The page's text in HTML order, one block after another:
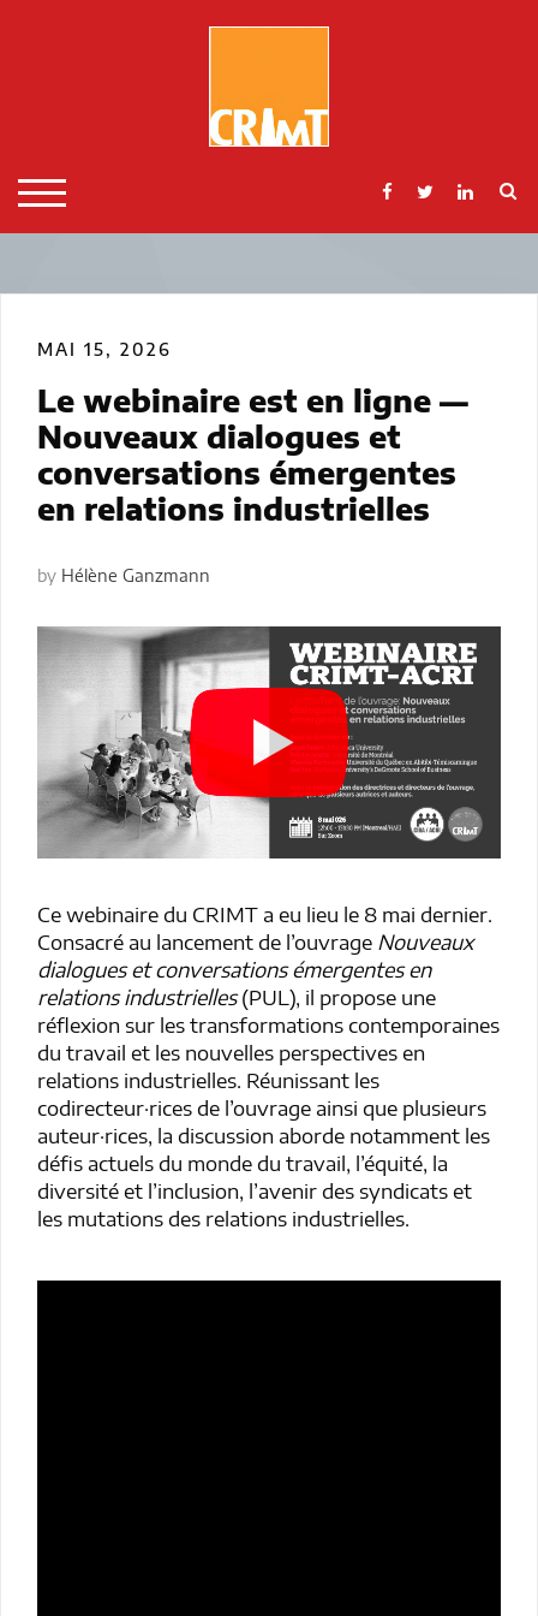
TOGGLE MOBILE MENU
MAI 15, 2026
Le webinaire est en ligne —
Nouveaux dialogues et
conversations émergentes
en relations industrielles
by Hélène Ganzmann
Ce webinaire du CRIMT a eu lieu le 8 mai dernier.
Consacré au lancement de l’ouvrage Nouveaux
dialogues et conversations émergentes en
relations industrielles(PUL), il propose une
réflexion sur les transformations contemporaines
du travail et les nouvelles perspectives en
relations industrielles. Réunissant les
codirecteur·rices de l’ouvrage ainsi que plusieurs
auteur·rices, la discussion aborde notamment les
défis actuels du monde du travail, l’équité, la
diversité et l’inclusion, l’avenir des syndicats et
les mutations des relations industrielles.